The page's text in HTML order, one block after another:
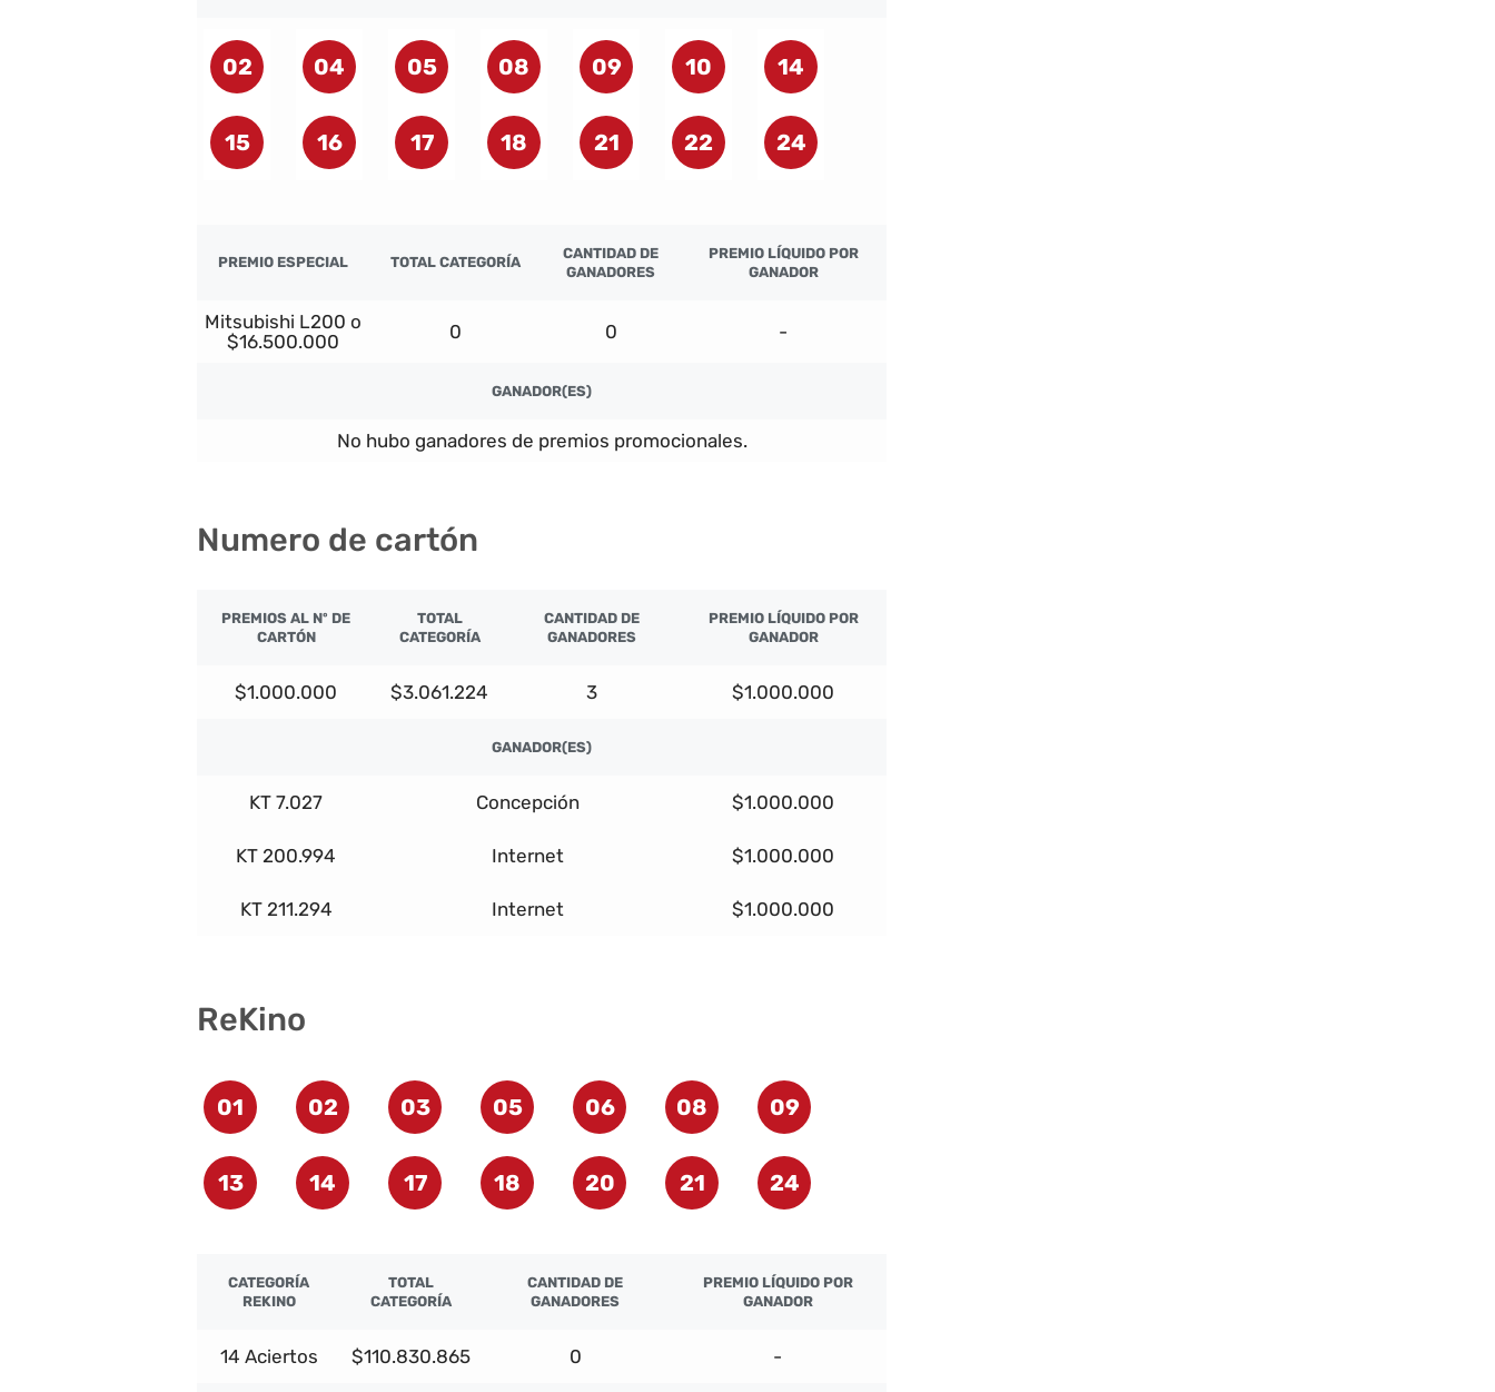
02 04 05 08 09 10 14
15 16 17 18 21 22 24
PREMIO ESPECIAL TOTAL CATEGORÍA
CANTIDAD DE
GANADORES
PREMIO LÍQUIDO POR
GANADOR
Mitsubishi L200 o
$16.500.000
0 0 -
GANADOR(ES)
No hubo ganadores de premios promocionales.
Numero de cartón
PREMIOS AL Nº DE
CARTÓN
TOTAL
CATEGORÍA
CANTIDAD DE
GANADORES
PREMIO LÍQUIDO POR
GANADOR
$1.000.000 $3.061.224 3 $1.000.000
GANADOR(ES)
KT 7.027 Concepción $1.000.000
KT 200.994 Internet $1.000.000
KT 211.294 Internet $1.000.000
ReKino
01 02 03 05 06 08 09
13 14 17 18 20 21 24
CATEGORÍA
REKINO
TOTAL
CATEGORÍA
CANTIDAD DE
GANADORES
PREMIO LÍQUIDO POR
GANADOR
14 Aciertos $110.830.865 0 -